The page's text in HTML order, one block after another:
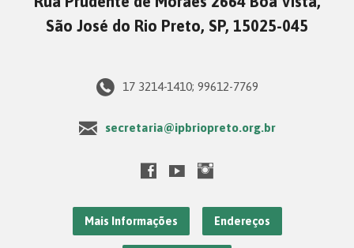
São José do Rio Preto, SP, 15025-045
17 3214-1410; 99612-7769
secretaria@ipbriopreto.org.br
Mais Informações Endereços